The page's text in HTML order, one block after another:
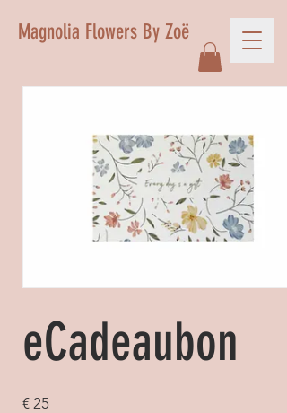
Magnolia Flowers By Zoë
eCadeaubon
€ 25